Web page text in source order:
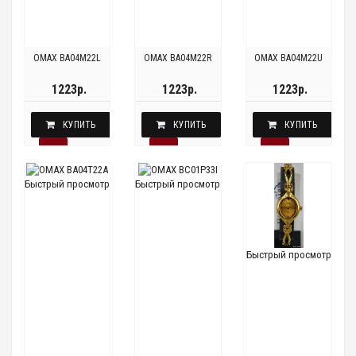
OMAX BA04M22L
1223р.
КУПИТЬ
OMAX BA04M22R
1223р.
КУПИТЬ
OMAX BA04M22U
1223р.
КУПИТЬ
Быстрый просмотр Быстрый просмотр
Быстрый просмотр